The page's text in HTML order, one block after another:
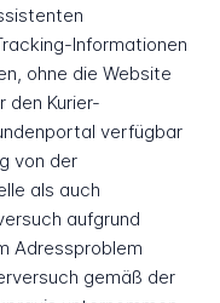
Informationen
ohne die Website
den Kurier-
verfügbar
von der
als auch
aufgrund
Adressproblem
gemäß der